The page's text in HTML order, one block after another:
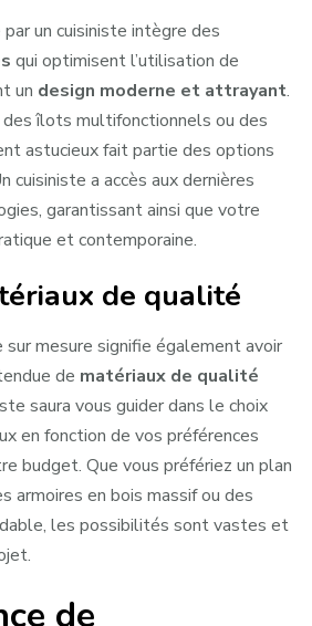
par un cuisiniste intègre des
qui optimisent l’utilisation de
un design moderne et attrayant.
îlots multifonctionnels ou des
astucieux fait partie des options
cuisiniste a accès aux dernières
garantissant ainsi que votre
et contemporaine.
de qualité
sur mesure signifie également avoir
de matériaux de qualité
saura vous guider dans le choix
en fonction de vos préférences
budget. Que vous préfériez un plan
armoires en bois massif ou des
les possibilités sont vastes et
de